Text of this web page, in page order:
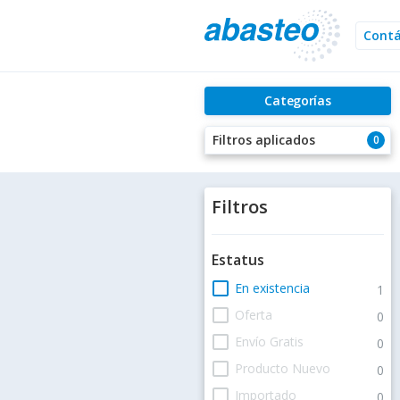
Categorías
0
Filtros aplicados
Filtros
Estatus
check_box_outline_blank En existencia 1
check_box_outline_blank Oferta 0
check_box_outline_blank Envío Gratis 0
check_box_outline_blank Producto Nuevo 0
check_box_outline_blank Importado